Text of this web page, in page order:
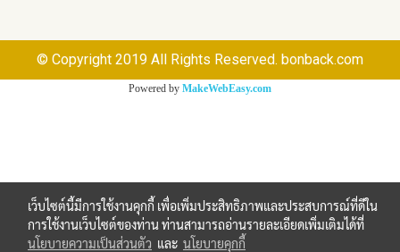
© Copyright 2019 All Rights Reserved. bonback.com
Powered by MakeWebEasy.com
เว็บไซต์นี้มีการใช้งานคุกกี้ เพื่อเพิ่มประสิทธิภาพและประสบการณ์ที่ดีใน
การใช้งานเว็บไซต์ของท่าน ท่านสามารถอ่านรายละเอียดเพิ่มเติมได้ที่
นโยบายความเป็นส่วนตัว และ นโยบายคุกกี้